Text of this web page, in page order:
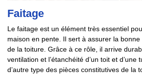
Faitage
Le faitage est un élément très essentiel
maison en pente. Il sert à assurer la
de la toiture. Grâce à ce rôle, il arrive
ventilation et l’étanchéité d’un toit et d’une
d’autre type des pièces constitutives de la